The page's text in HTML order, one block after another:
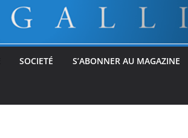
SOCIETÉ S’ABONNER AU MAGAZINE